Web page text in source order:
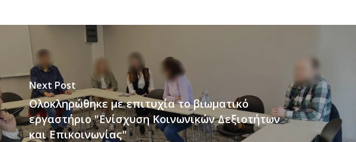
Next Post
Ολοκληρώθηκε με επιτυχία το βιωματικό
εργαστήριο "Ενίσχυση Κοινωνικών Δεξιοτήτων
και Επικοινωνίας"